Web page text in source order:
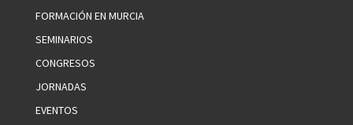
FORMACIÓN EN MURCIA
SEMINARIOS
CONGRESOS
JORNADAS
EVENTOS